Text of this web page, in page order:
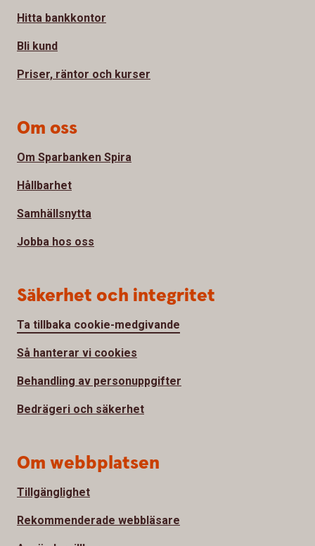
Hitta bankkontor
Bli kund
Priser, räntor och kurser
Om oss
Om Sparbanken Spira
Hållbarhet
Samhällsnytta
Jobba hos oss
Säkerhet och integritet
Ta tillbaka cookie-medgivande
Så hanterar vi cookies
Behandling av personuppgifter
Bedrägeri och säkerhet
Om webbplatsen
Tillgänglighet
Rekommenderade webbläsare